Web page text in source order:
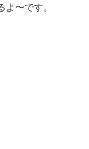
〜です。